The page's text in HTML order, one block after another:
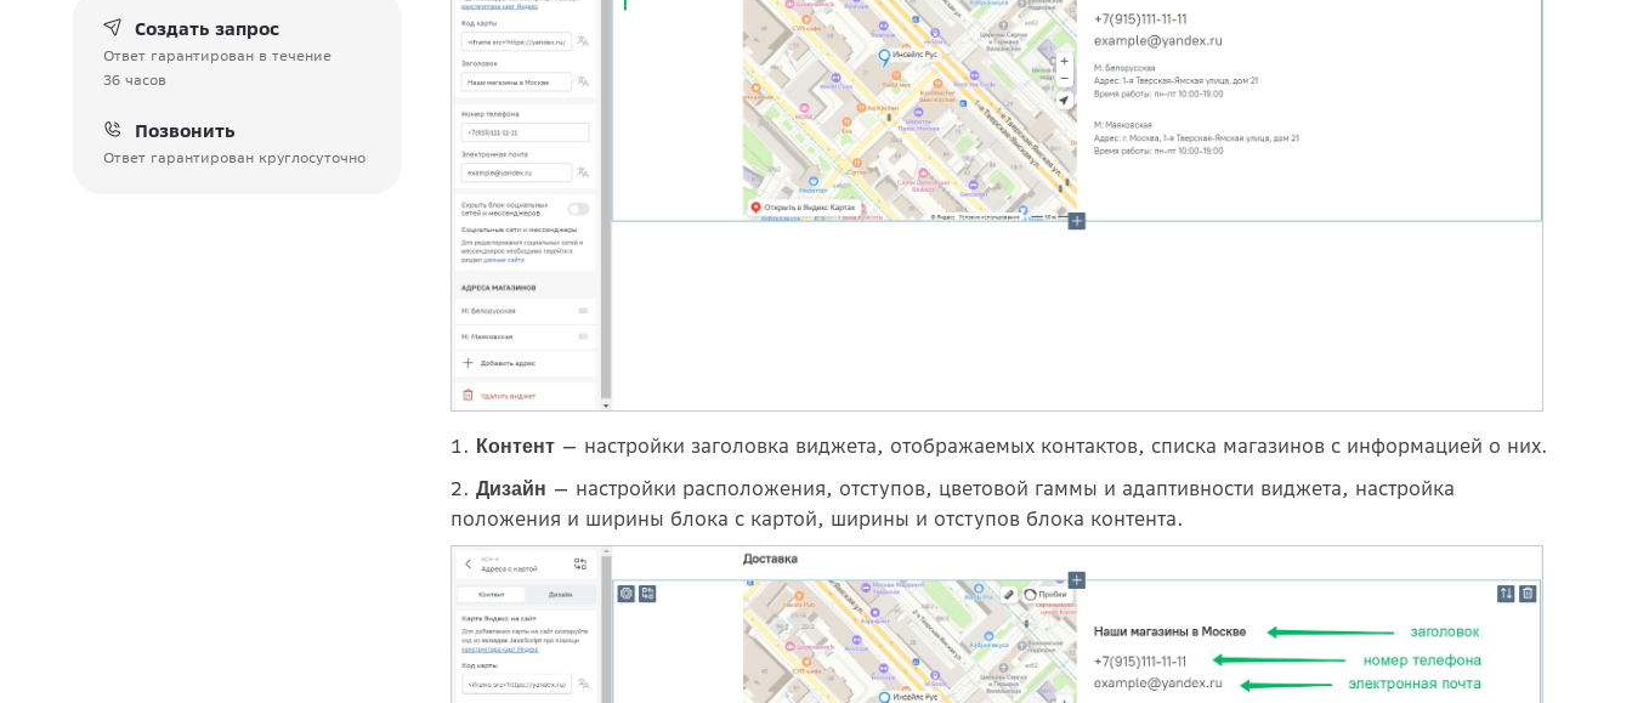
Создать запрос
Ответ гарантирован в течение
36 часов
Позвонить
Ответ гарантирован круглосуточно
1. Контент — настройки заголовка виджета, отображаемых контактов, списка магазинов с информацией о них.
2. Дизайн — настройки расположения, отступов, цветовой гаммы и адаптивности виджета, настройка
положения и ширины блока с картой, ширины и отступов блока контента.